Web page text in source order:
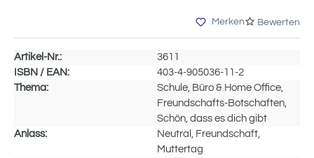
Merken Bewerten
Artikel-Nr.:
3611
ISBN / EAN:
403-4-905036-11-2
Thema:
Schule, Büro & Home Office,
Freundschafts-Botschaften,
Schön, dass es dich gibt
Anlass:
Neutral, Freundschaft,
Muttertag